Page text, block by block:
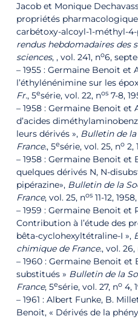
Jacob et Monique
propriétés
carbétoxy-alcoyl-1-méthyl-4-
rendus hebdomadaires des
sciences, , vol. 241, no6,‎
– 1955 : Germaine Benoit et
l’éthylénénimine sur les
Fr., 5esérie, vol. 22, nos 7-8,‎
– 1958 : Germaine Benoit et
d’acides
leurs dérivés », Bulletin de
France., 5esérie, vol. 25, no 2,‎
– 1958 : Germaine Benoit et
quelques dérivés N, N-
pipérazine», Bulletin de la
France, vol. 25, nos 11-12,‎
– 1959 : Germaine Benoit et
Contribution à l’étude des
bêta-cyclohexyltétraline-I »,
chimique de France., vol. 26,
– 1960 : Germaine Benoit et
substitués » Bulletin de la
France, 5esérie, vol. 27, no 4,‎
– 1961 : Albert Funke, B.
Benoit, « Dérivés de la